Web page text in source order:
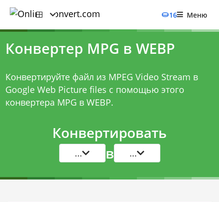
16 Меню
Конвертер MPG в WEBP
Конвертируйте файл из MPEG Video Stream в
Google Web Picture files с помощью этого
конвертера MPG в WEBP.
Конвертировать
... в ...